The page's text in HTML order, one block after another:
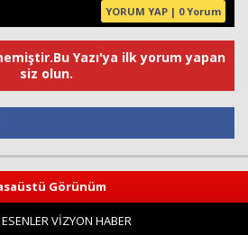
YORUM YAP | 0 Yorum
Yazı'ya ilk yorum yapan
siz olun.
Görünüm
VİZYON HABER